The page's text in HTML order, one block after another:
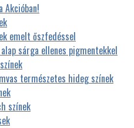
Akcióban!
emelt őszfedéssel
sárga ellenes pigmentekkel
természetes hideg színek
színek